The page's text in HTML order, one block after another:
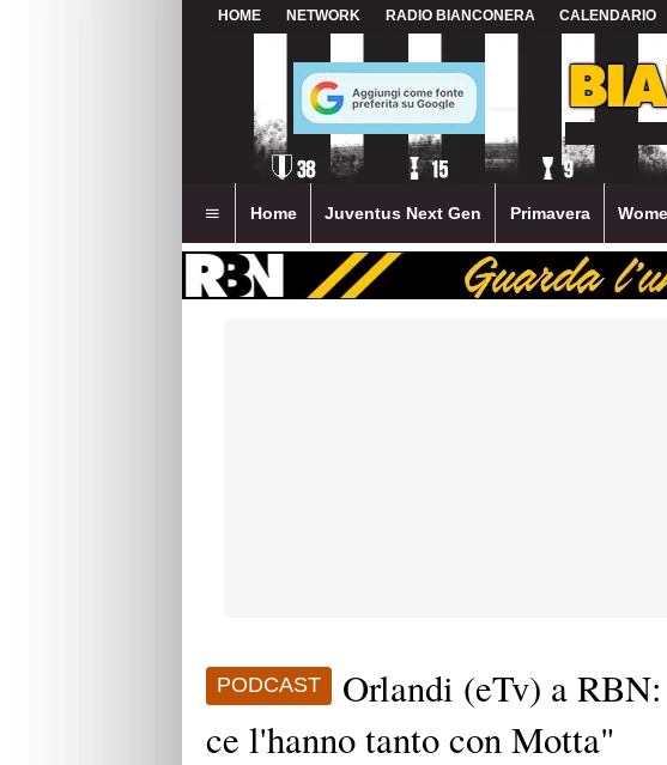
HOME NETWORK RADIO BIANCONERA CALENDARIO
Home Juventus Next Gen Primavera
PODCAST
Orlandi (eTv) a
ce l'hanno tanto con Motta"